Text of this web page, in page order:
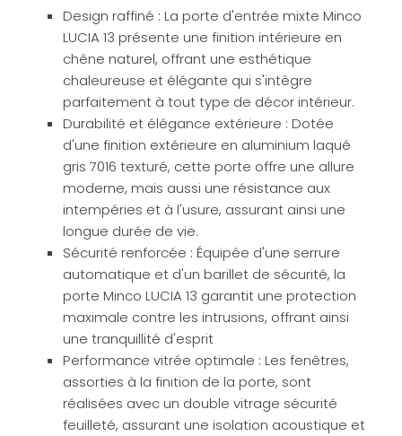
Design raffiné : La porte d'entrée mixte Minco
LUCIA 13 présente une finition intérieure en
chêne naturel, offrant une esthétique
chaleureuse et élégante qui s'intègre
parfaitement à tout type de décor intérieur.
Durabilité et élégance extérieure : Dotée
d'une finition extérieure en aluminium laqué
gris 7016 texturé, cette porte offre une allure
moderne, mais aussi une résistance aux
intempéries et à l'usure, assurant ainsi une
longue durée de vie.
Sécurité renforcée : Équipée d'une serrure
automatique et d'un barillet de sécurité, la
porte Minco LUCIA 13 garantit une protection
maximale contre les intrusions, offrant ainsi
une tranquillité d'esprit
Performance vitrée optimale : Les fenêtres,
assorties à la finition de la porte, sont
réalisées avec un double vitrage sécurité
feuilleté, assurant une isolation acoustique et